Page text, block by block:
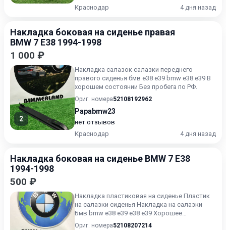
Краснодар
4 дня назад
Накладка боковая на сиденье правая
BMW 7 E38 1994-1998
1 000 ₽
2
Накладка салазок салазки переднего
правого сиденья бмв е38 е39 bmw e38 e39 В
хорошем состоянии Без пробега по РФ.
Ориг. номера52108192962
Papabmw23
нет отзывов
Краснодар
4 дня назад
Накладка боковая на сиденье BMW 7 E38
1994-1998
500 ₽
Накладка пластиковая на сиденье Пластик
на салазки сиденья Накладка на салазки
Бмв bmw е38 е39 e38 e39 Хорошее
состояние Без пробега по Росс...
Ориг. номера52108207214